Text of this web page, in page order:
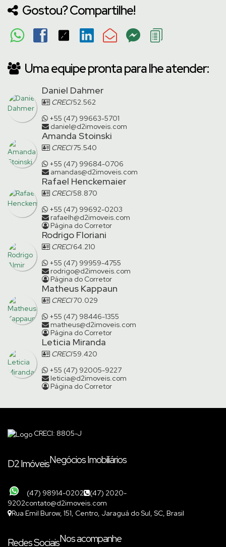
Gostou? Compartilhe!
Uma equipe pronta para lhe atender:
Daniel Dahmer
CRECI52.562
+55 (47) 99663-5701
daniel@d2imoveis.com
Amanda Stoinski
CRECI75.540
+55 (47) 99684-0706
amandas@d2imoveis.com
Rafael Henckemaier
CRECI58.870
+55 (47) 99692-0203
rafaelh@d2imoveis.com
Página do Corretor
Rodrigo Floriani
CRECI64.210
+55 (47) 99959-4755
rodrigo@d2imoveis.com
Página do Corretor
Matheus Kappaun
CRECI70.029
+55 (47) 98446-1355
matheus@d2imoveis.com
Página do Corretor
Leticia Miranda
CRECI59.420
+55 (47) 92005-9227
leticia@d2imoveis.com
Página do Corretor
CRECI: 8805-J
D2 ImóveisNegócios Imobiliários
(47) 98914-0202
(47) 2020-
9202contato@d2imoveis.com
Rua Emil Burow, 151 Centro Jaraguá do Sul SC Brasil
Redes SociaisNos acompanhe